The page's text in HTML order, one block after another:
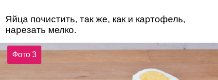
Яйца почистить, так же, как и картофель,
нарезать мелко.
Фото 3